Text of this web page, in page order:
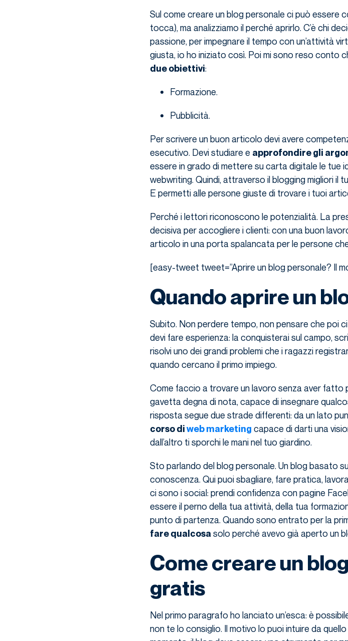
Sul come creare un blog personale ci può essere
tocca), ma analizziamo il perché aprirlo. C’è chi
passione, per impegnare il tempo con un’attività
giusta, io ho iniziato così. Poi mi sono reso conto
due obiettivi:
Formazione.
Pubblicità.
Per scrivere un buon articolo devi avere
esecutivo. Devi studiare e approfondire gli
essere in grado di mettere su carta digitale le tue
webwriting. Quindi, attraverso il blogging migliori il
E permetti alle persone giuste di trovare i tuoi
Perché i lettori riconoscono le potenzialità. La
decisiva per accogliere i clienti: con una buon
articolo in una porta spalancata per le persone
[easy-tweet tweet=”Aprire un blog personale? Il
Quando aprire un
Subito. Non perdere tempo, non pensare che poi
devi fare esperienza: la conquisterai sul campo,
risolvi uno dei grandi problemi che i ragazzi
quando cercano il primo impiego.
Come faccio a trovare un lavoro senza aver fatto
gavetta degna di nota, capace di insegnare
risposta segue due strade differenti: da un lato
corso diweb marketing capace di darti una
dall’altro ti sporchi le mani nel tuo giardino.
Sto parlando del blog personale. Un blog basato
conoscenza. Qui puoi sbagliare, fare pratica,
ci sono i social: prendi confidenza con pagine
essere il perno della tua attività, della tua
punto di partenza. Quando sono entrato per la
fare qualcosa solo perché avevo già aperto un
Come creare un
gratis
Nel primo paragrafo ho lanciato un’esca: è
non te lo consiglio. Il motivo lo puoi intuire da